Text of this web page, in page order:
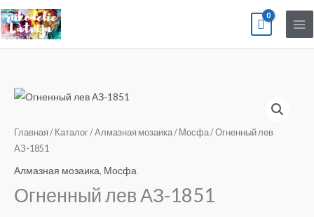
Перейти
к
содержимому
Главная / Каталог/Алмазная мозаика/ Мосфа/ Огненный лев
АЗ-1851
Алмазная мозаика, Мосфа
Огненный лев АЗ-1851
Количество
Огненный
лев
АЗ-1851